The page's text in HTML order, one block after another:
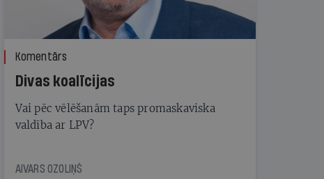
Komentārs
Divas koalīcijas
Vai pēc vēlēšanām taps promaskaviska
valdība ar LPV?
AIVARS OZOLIŅŠ